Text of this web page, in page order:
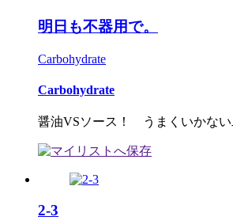
明日も不器用で。
Carbohydrate
Carbohydrate
醤油VSソース！ うまくいかない
2-3